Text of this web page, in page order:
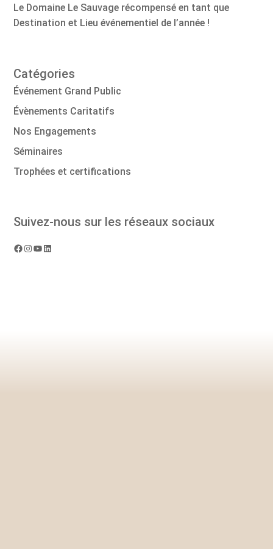
Le Domaine Le Sauvage récompensé en tant que
Destination et Lieu événementiel de l’année !
Catégories
Événement Grand Public
Évènements Caritatifs
Nos Engagements
Séminaires
Trophées et certifications
Suivez-nous sur les réseaux sociaux
PagePage
PagePage